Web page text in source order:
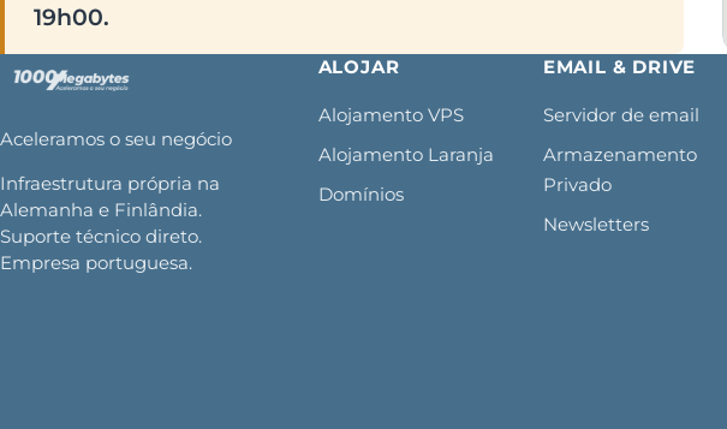
19h00.
Aceleramos o seu negócio
Infraestrutura própria na
Alemanha e Finlândia.
Suporte técnico direto.
Empresa portuguesa.
ALOJAR
Alojamento VPS
Alojamento Laranja
Domínios
EMAIL & DRIVE
Servidor de email
Armazenamento
Privado
Newsletters